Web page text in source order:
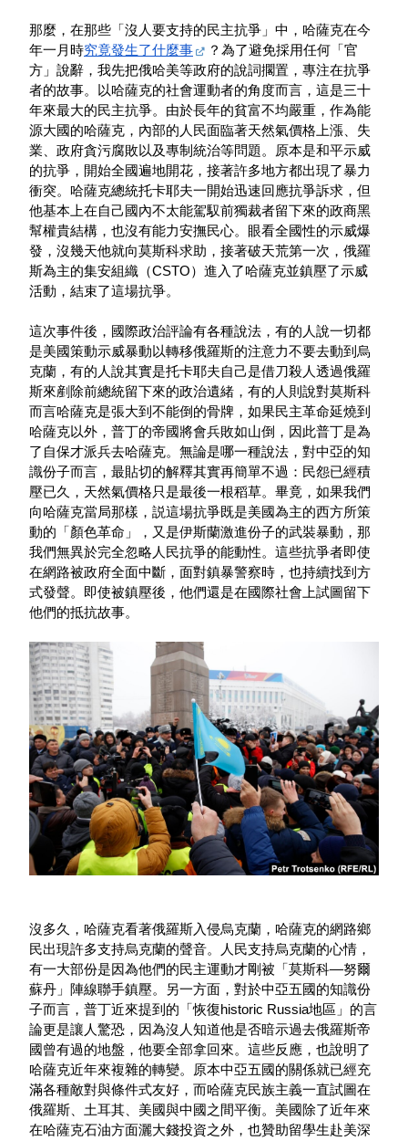
那麼，在那些「沒人要支持的民主抗爭」中，哈薩克在今
年一月時究竟發生了什麼事
？為了避免採用任何「官
方」說辭，我先把俄哈美等政府的說詞擱置，專注在抗爭
者的故事。以哈薩克的社會運動者的角度而言，這是三十
年來最大的民主抗爭。由於長年的貧富不均嚴重，作為能
源大國的哈薩克，內部的人民面臨著天然氣價格上漲、失
業、政府貪污腐敗以及專制統治等問題。原本是和平示威
的抗爭，開始全國遍地開花，接著許多地方都出現了暴力
衝突。哈薩克總統托卡耶夫一開始迅速回應抗爭訴求，但
他基本上在自己國內不太能駕馭前獨裁者留下來的政商黑
幫權貴結構，也沒有能力安撫民心。眼看全國性的示威爆
發，沒幾天他就向莫斯科求助，接著破天荒第一次，俄羅
斯為主的集安組織（CSTO）進入了哈薩克並鎮壓了示威
活動，結束了這場抗爭。
這次事件後，國際政治評論有各種說法，有的人說一切都
是美國策動示威暴動以轉移俄羅斯的注意力不要去動到烏
克蘭，有的人說其實是托卡耶夫自己是借刀殺人透過俄羅
斯來剷除前總統留下來的政治遺緒，有的人則說對莫斯科
而言哈薩克是張大到不能倒的骨牌，如果民主革命延燒到
哈薩克以外，普丁的帝國將會兵敗如山倒，因此普丁是為
了自保才派兵去哈薩克。無論是哪一種說法，對中亞的知
識份子而言，最貼切的解釋其實再簡單不過：民怨已經積
壓已久，天然氣價格只是最後一根稻草。畢竟，如果我們
向哈薩克當局那樣，説這場抗爭既是美國為主的西方所策
動的「顏色革命」，又是伊斯蘭激進份子的武裝暴動，那
我們無異於完全忽略人民抗爭的能動性。這些抗爭者即使
在網路被政府全面中斷，面對鎮暴警察時，也持續找到方
式發聲。即使被鎮壓後，他們還是在國際社會上試圖留下
他們的抵抗故事。
沒多久，哈薩克看著俄羅斯入侵烏克蘭，哈薩克的網路鄉
民出現許多支持烏克蘭的聲音。人民支持烏克蘭的心情，
有一大部份是因為他們的民主運動才剛被「莫斯科—努爾
蘇丹」陣線聯手鎮壓。另一方面，對於中亞五國的知識份
子而言，普丁近來提到的「恢復historic Russia地區」的言
論更是讓人驚恐，因為沒人知道他是否暗示過去俄羅斯帝
國曾有過的地盤，他要全部拿回來。這些反應，也說明了
哈薩克近年來複雜的轉變。原本中亞五國的關係就已經充
滿各種敵對與條件式友好，而哈薩克民族主義一直試圖在
俄羅斯、土耳其、美國與中國之間平衡。 美國除了近年來
在哈薩克石油方面灑大錢投資之外，也贊助留學生赴美深